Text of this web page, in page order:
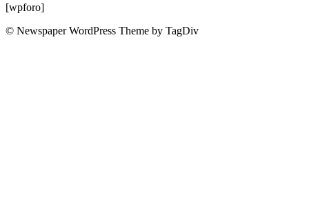
[wpforo]
© Newspaper WordPress Theme by TagDiv